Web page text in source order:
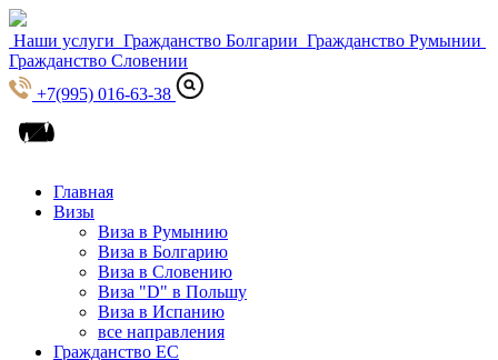
Наши услуги Гражданство Болгарии Гражданство Румынии
Гражданство Словении
+7(995) 016-63-38
Главная
Визы
Виза в Румынию
Виза в Болгарию
Виза в Словению
Виза "D" в Польшу
Виза в Испанию
все направления
Гражданство ЕС